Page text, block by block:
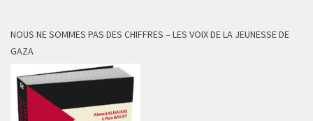
NOUS NE SOMMES PAS DES CHIFFRES – LES VOIX DE LA JEUNESSE DE
GAZA